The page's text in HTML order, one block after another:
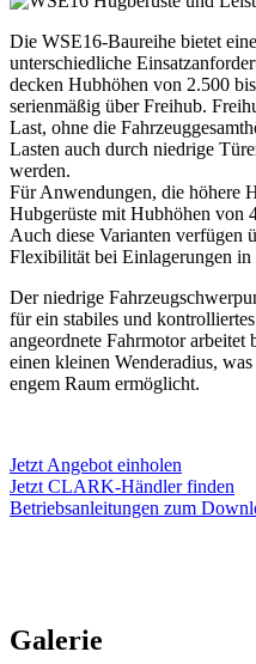
Die WSE16-Baureihe bietet
unterschiedliche
decken Hubhöhen von 2.500
serienmäßig über Freihub.
Last, ohne die
Lasten auch durch niedrige
werden.
Für Anwendungen, die höhere
Hubgerüste mit Hubhöhen von
Auch diese Varianten verfügen
Flexibilität bei Einlagerungen in
Der niedrige
für ein stabiles und
angeordnete Fahrmotor arbeitet
einen kleinen Wenderadius,
engem Raum ermöglicht.
Jetzt Angebot einholen
Jetzt CLARK-Händler finden
Betriebsanleitungen zum
Galerie